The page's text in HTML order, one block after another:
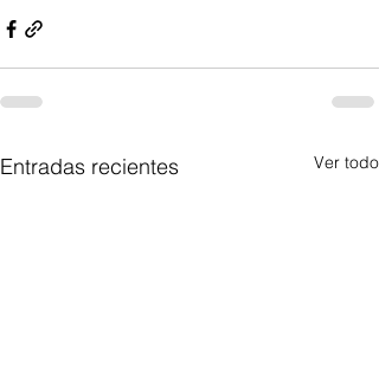
Entradas recientes Ver todo